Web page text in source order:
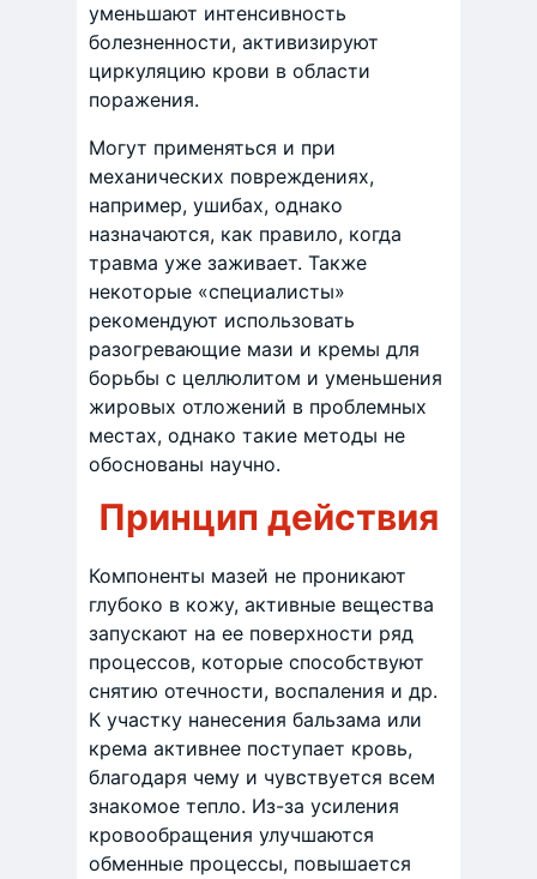
уменьшают интенсивность
болезненности, активизируют
циркуляцию крови в области
поражения.
Могут применяться и при
механических повреждениях,
например, ушибах, однако
назначаются, как правило, когда
травма уже заживает. Также
некоторые «специалисты»
рекомендуют использовать
разогревающие мази и кремы для
борьбы с целлюлитом и уменьшения
жировых отложений в проблемных
местах, однако такие методы не
обоснованы научно.
Принцип действия
Компоненты мазей не проникают
глубоко в кожу, активные вещества
запускают на ее поверхности ряд
процессов, которые способствуют
снятию отечности, воспаления и др.
К участку нанесения бальзама или
крема активнее поступает кровь,
благодаря чему и чувствуется всем
знакомое тепло. Из-за усиления
кровообращения улучшаются
обменные процессы, повышается